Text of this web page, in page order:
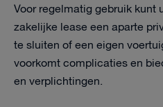
Voor regelmatig gebruik kunt
zakelijke lease een aparte
te sluiten of een eigen
voorkomt complicaties en
en verplichtingen.